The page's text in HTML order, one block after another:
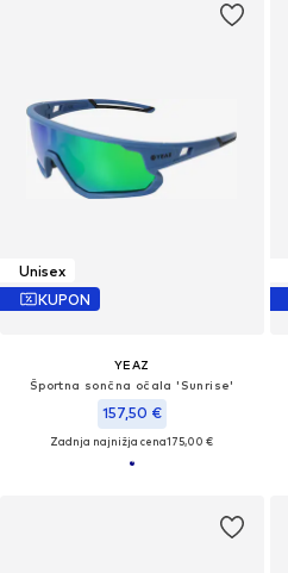
Unisex
KUPON
YEAZ
Športna sončna očala 'Sunrise'
157,50 €
Zadnja najnižja cena175,00 €